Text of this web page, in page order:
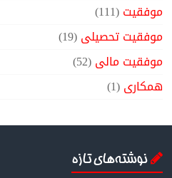
موفقیت(111)
موفقیت تحصیلی(19)
موفقیت مالی(52)
همکاری(1)
نوشته‌های تازه